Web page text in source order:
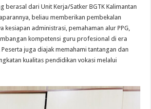
berasal dari Unit Kerja/Satker BGTK Kalimantan
beliau memberikan pembekalan
kesiapan administrasi, pemahaman alur PPG,
kompetensi guru profesional di era
juga diajak memahami tantangan dan
kualitas pendidikan vokasi melalui